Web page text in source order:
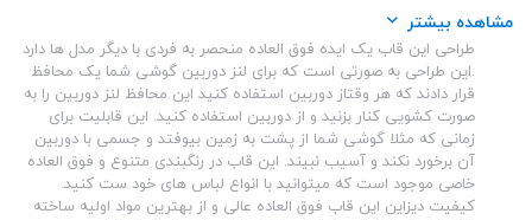
ساختار: شفاف
ساختار:TPU
مشاهده بیشتر
طراحی این قاب یک ایده فوق العاده منحصر به فردی با دیگر مدل ها دارد
.این طراحی به صورتی است که برای لنز دوربین گوشی شما یک محافظ
قرار دادند که هر وقتاز دوربین استفاده کنید این محافظ لنز دوربین را به
صورت کشویی کنار بزنید و از دوربین استفاده کنید. این قابلیت برای
زمانی که مثلا گوشی شما از پشت به زمین بیوفتد و جسمی با دوربین
آن برخورد نکند و آسیب نبیند. این قاب در رنگبندی متنوع و فوق العاده
خاصی موجود است که میتوانید با انواع لباس های خود ست کنید.
کیفیت دیزاین این قاب فوق العاده عالی و از بهترین مواد اولیه ساخته